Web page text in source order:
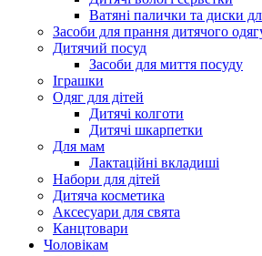
Ватяні палички та диски
Засоби для прання дитячого
Дитячий посуд
Засоби для миття посуду
Іграшки
Одяг для дітей
Дитячі колготи
Дитячі шкарпетки
Для мам
Лактаційні вкладиші
Набори для дітей
Дитяча косметика
Аксесуари для свята
Канцтовари
Чоловікам